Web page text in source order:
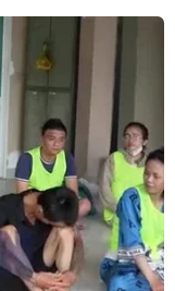
Trí, tài khoản
sẽ được
nghiệp
bản thân họ.
thành viên
tổng giá
giá trị do
tỷ lệ và thời
được bảo hiểm